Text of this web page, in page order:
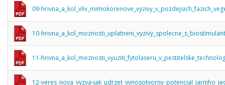
09-
10-
11-
12-veres_nova_vyzva-